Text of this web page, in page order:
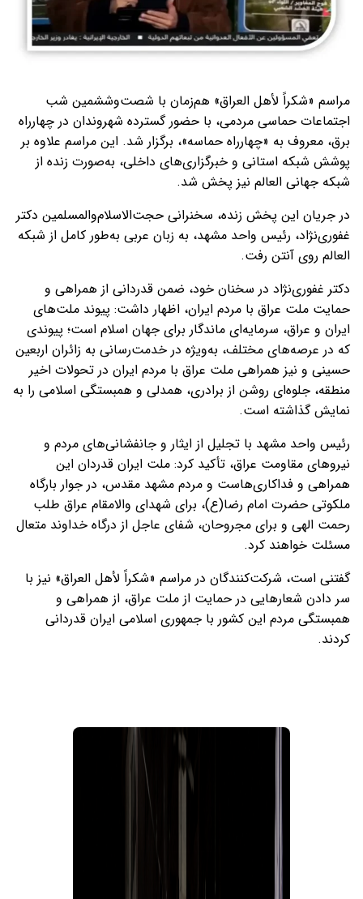
مراسم «شکراً لأهل العراق» هم‌زمان با شصت‌وششمین شب
اجتماعات حماسی مردمی، با حضور گسترده شهروندان در چهارراه
برق، معروف به «چهارراه حماسه»، برگزار شد. این مراسم علاوه بر
پوشش شبکه استانی و خبرگزاری‌های داخلی، به‌صورت زنده از
شبکه جهانی العالم نیز پخش شد.
در جریان این پخش زنده، سخنرانی حجت‌الاسلام‌والمسلمین دکتر
غفوری‌نژاد، رئیس واحد مشهد، به زبان عربی به‌طور کامل از شبکه
العالم روی آنتن رفت.
دکتر غفوری‌نژاد در سخنان خود، ضمن قدردانی از همراهی و
حمایت ملت عراق با مردم ایران، اظهار داشت: پیوند ملت‌های
ایران و عراق، سرمایه‌ای ماندگار برای جهان اسلام است؛ پیوندی
که در عرصه‌های مختلف، به‌ویژه در خدمت‌رسانی به زائران اربعین
حسینی و نیز همراهی ملت عراق با مردم ایران در تحولات اخیر
منطقه، جلوه‌ای روشن از برادری، همدلی و همبستگی اسلامی را به
نمایش گذاشته است.
رئیس واحد مشهد با تجلیل از ایثار و جانفشانی‌های مردم و
نیروهای مقاومت عراق، تأکید کرد: ملت ایران قدردان این
همراهی و فداکاری‌هاست و مردم مشهد مقدس، در جوار بارگاه
ملکوتی حضرت امام رضا(ع)، برای شهدای والامقام عراق طلب
رحمت الهی و برای مجروحان، شفای عاجل از درگاه خداوند متعال
مسئلت خواهند کرد.
گفتنی است، شرکت‌کنندگان در مراسم «شکراً لأهل العراق» نیز با
سر دادن شعارهایی در حمایت از ملت عراق، از همراهی و
همبستگی مردم این کشور با جمهوری اسلامی ایران قدردانی
کردند.